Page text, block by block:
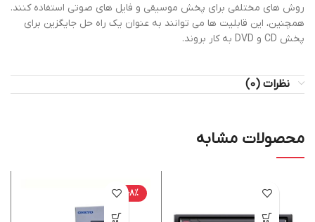
روش های مختلفی برای پخش موسیقی و فایل های صوتی استفاده کنند.
همچنین، این قابلیت ها می توانند به عنوان یک راه حل جایگزین برای
پخش CD و DVD به کار بروند.
نظرات (0)
محصولات مشابه
-8%